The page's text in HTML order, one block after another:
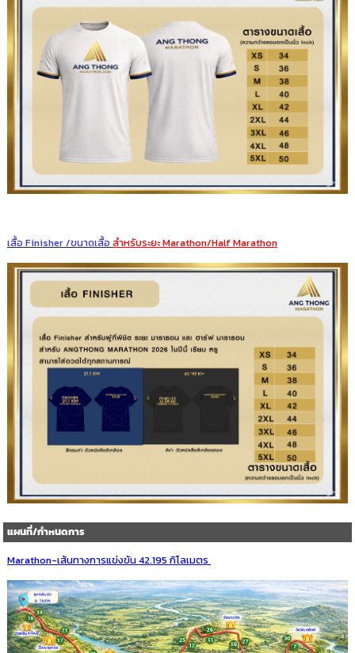
เสื้อ Finisher /ขนาดเสื้อ สำหรับระยะ Marathon/Half Marathon
แผนที่/กำหนดการ
Marathon-เส้นทางการแข่งขัน 42.195 กิโลเมตร